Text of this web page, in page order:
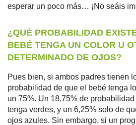
esperar un poco más… ¡No seáis
¿QUÉ PROBABILIDAD
BEBÉ TENGA UN COLOR U
DETERMINADO DE OJOS?
Pues bien, si ambos padres tienen
probabilidad de que el bebé tenga
un 75%. Un 18,75% de
tenga verdes, y un 6,25% solo de
ojos azules. Sin embargo, si un